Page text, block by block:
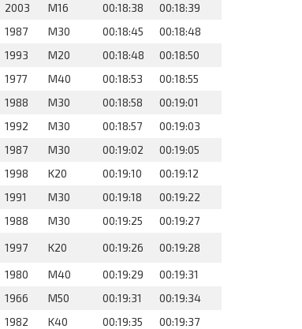
2003 M16 00:18:38
00:18:39
1987 M30 00:18:45
00:18:48
1993 M20 00:18:48
00:18:50
1977 M40 00:18:53
00:18:55
1988 M30 00:18:58
00:19:01
1992 M30 00:18:57
00:19:03
1987 M30 00:19:02
00:19:05
1998 K20 00:19:10
00:19:12
1991 M30 00:19:18
00:19:22
1988 M30 00:19:25
00:19:27
1997 K20 00:19:26
00:19:28
1980 M40 00:19:29
00:19:31
1966 M50 00:19:31
00:19:34
1982 K40 00:19:35
00:19:37